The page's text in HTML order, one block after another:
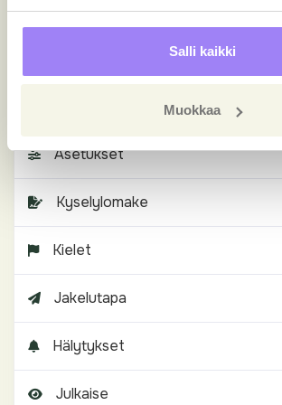
Salli kaikki
Muokkaa
Miten siirrän questiä?
Miten muokkaan aloitussivua?
Miten käytän Questit-valikkoa?
Asetukset
Kyselylomake
Kielet
Jakelutapa
Hälytykset
Julkaise